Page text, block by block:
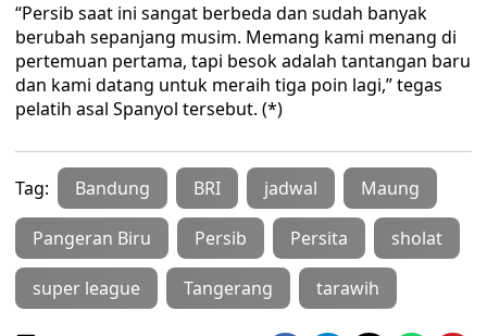
“Persib saat ini sangat berbeda dan sudah banyak
berubah sepanjang musim. Memang kami menang di
pertemuan pertama, tapi besok adalah tantangan baru
dan kami datang untuk meraih tiga poin lagi,” tegas
pelatih asal Spanyol tersebut. (*)
Tag: Bandung BRI jadwal Maung
Pangeran Biru Persib Persita sholat
super league Tangerang tarawih